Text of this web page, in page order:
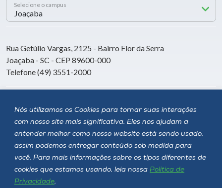
Nós utilizamos os Cookies para tornar suas interações
com nosso site mais significativa. Eles nos ajudam a
entender melhor como nosso website está sendo usado,
assim podemos entregar conteúdo sob medida para
você. Para mais informações sobre os tipos diferentes de
cookies que estamos usando, leia nossa Política de
Privacidade.
Selecione o campus
Rua Getúlio Vargas, 2125 - Bairro Flor da Serra
Joaçaba - SC - CEP 89600-000
Telefone (49) 3551-2000
Siga a Unoesc